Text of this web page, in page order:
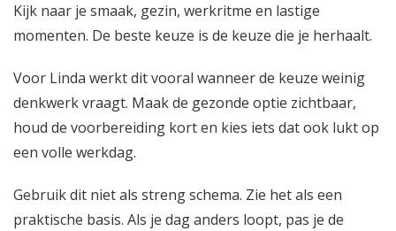
Kijk naar je smaak, gezin, werkritme en lastige
momenten. De beste keuze is de keuze die je herhaalt.
Voor Linda werkt dit vooral wanneer de keuze weinig
denkwerk vraagt. Maak de gezonde optie zichtbaar,
houd de voorbereiding kort en kies iets dat ook lukt op
een volle werkdag.
Gebruik dit niet als streng schema. Zie het als een
praktische basis. Als je dag anders loopt, pas je de